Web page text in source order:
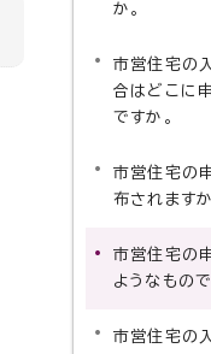
か。
市営住宅の
合はどこに
ですか。
市営住宅の
布されますか
市営住宅の
ようなもので
市営住宅の